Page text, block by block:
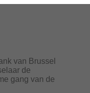
van Brussel
de
gang van de